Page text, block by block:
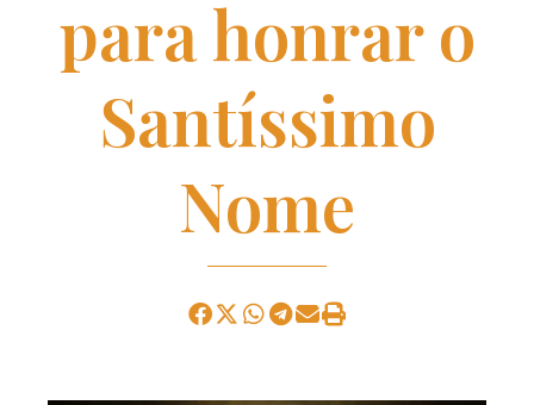
para honrar o
Santíssimo
Nome